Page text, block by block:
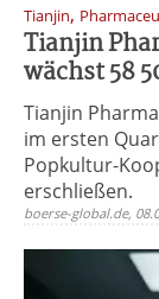
Tianjin,
Tianjin
wächst 58
Tianjin
im ersten
Popkultur-
erschließen.
boerse-global.de,